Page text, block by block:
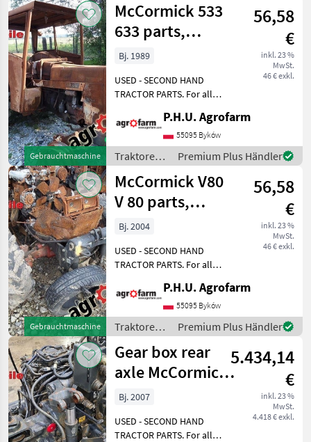
kontaktieren
McCormick
Gebrauchtmaschine
McCormick 533
633 parts,
ersatzteile,
56,58
€
inkl. 23 %
MwSt.
46 € exkl.
Bj. 1989
USED - SECOND HAND
TRACTOR PARTS. For all
message by e-mail either
whatsapp. TRAKTOR -
SCHLEPPER ERSATZTEILE.
Bei weiteren fragen
kontaktieren
P.H.U. Agrofarm
55095 Byków
Traktoren /
McCormick
Premium Plus Händler
Gebrauchtmaschine
McCormick V80
V 80 parts,
ersatzteile,
56,58
€
inkl. 23 %
MwSt.
46 € exkl.
Bj. 2004
USED - SECOND HAND
TRACTOR PARTS. For all
message by e-mail either
whatsapp. TRAKTOR -
SCHLEPPER ERSATZTEILE.
Bei weiteren fragen
kontaktieren
P.H.U. Agrofarm
55095 Byków
Traktoren /
McCormick
Premium Plus Händler
Gear box rear
axle McCormick
CX 105 xtra
5.434,14
€
inkl. 23 %
MwSt.
4.418 € exkl.
Bj. 2007
USED - SECOND HAND
TRACTOR PARTS. For all